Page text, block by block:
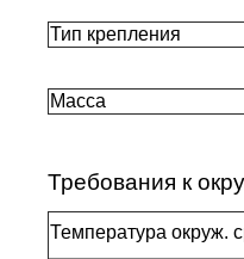
Тип крепления
Масса
Требования к
Температура окруж.